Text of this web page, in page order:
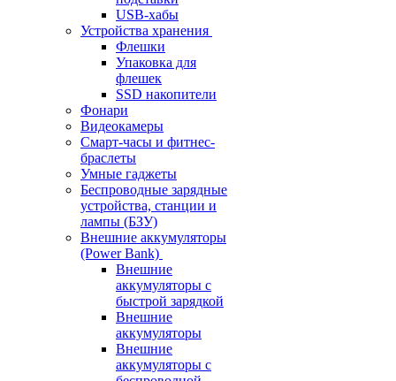
USB-хабы
Устройства хранения
Флешки
Упаковка для
флешек
SSD накопители
Фонари
Видеокамеры
Смарт-часы и фитнес-
браслеты
Умные гаджеты
Беспроводные зарядные
устройства, станции и
лампы (БЗУ)
Внешние аккумуляторы
(Power Bank)
Внешние
аккумуляторы с
быстрой зарядкой
Внешние
аккумуляторы
Внешние
аккумуляторы с